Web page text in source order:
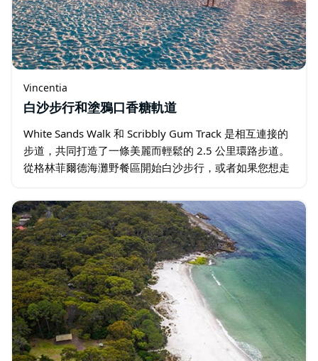
Vincentia
白沙步行和塗鴉口香糖軌道
White Sands Walk 和 Scribbly Gum Track 是相互連接的
步道，共同打造了一條美麗而輕鬆的 2.5 公里環路步道。
從格林菲爾德海灘野餐區開始白沙步行，或者如果您想走